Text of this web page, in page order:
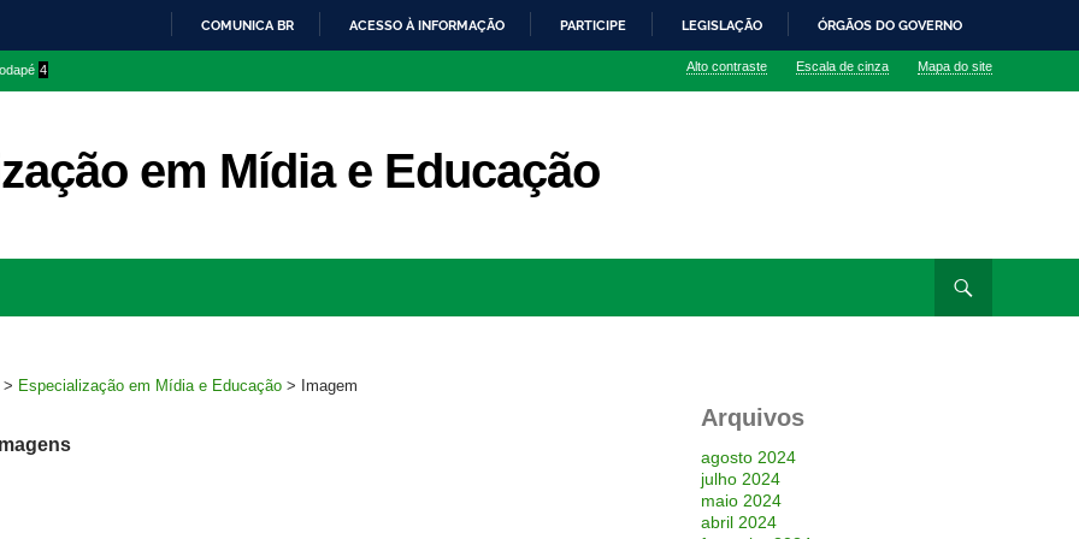
O
COMUNICA BR ACESSO À INFORMAÇÃO PARTICIPE LEGISLAÇÃO ÓRGÃOS DO GOVERNO
4 Alto contraste Escala de cinza Mapa do site
em Mídia e Educação
> Especialização em Mídia e Educação > Imagem
Imagens
Arquivos
agosto 2024
julho 2024
maio 2024
abril 2024